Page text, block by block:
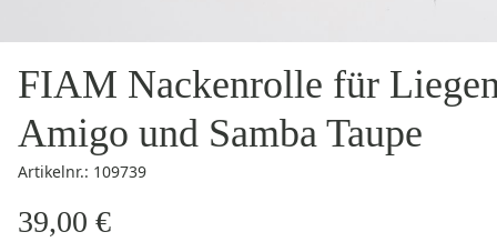
FIAM Nackenrolle für
Amigo und Samba Taupe
Artikelnr.: 109739
39,00 €